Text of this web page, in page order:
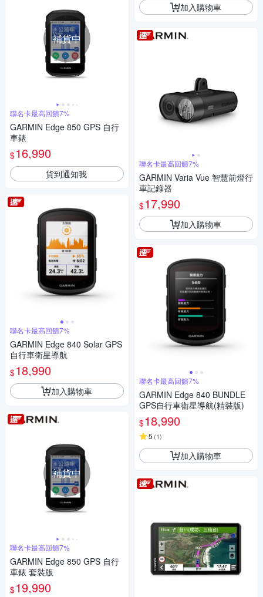
補貨中
聯名卡最高回饋7%
GARMIN Edge 850 GPS 自行
車錶
$16,990
貨到通知我
聯名卡最高回饋7%
GARMIN Edge 840 Solar GPS
自行車衛星導航
$18,990
加入購物車
補貨中
聯名卡最高回饋7%
GARMIN Edge 850 GPS 自行
車錶 套裝版
$19,990
加入購物車
聯名卡最高回饋7%
GARMIN Varia Vue 智慧前燈行
車記錄器
$17,990
加入購物車
聯名卡最高回饋7%
GARMIN Edge 840 BUNDLE
GPS自行車衛星導航(精裝版)
$18,990
5 (1)
加入購物車